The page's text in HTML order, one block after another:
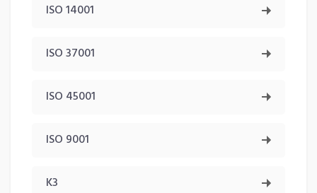
ISO 14001
ISO 37001
ISO 45001
ISO 9001
K3